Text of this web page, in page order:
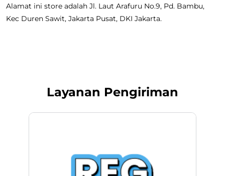
Alamat ini store adalah Jl. Laut Arafuru No.9, Pd. Bambu,
Kec Duren Sawit, Jakarta Pusat, DKI Jakarta.
Layanan Pengiriman